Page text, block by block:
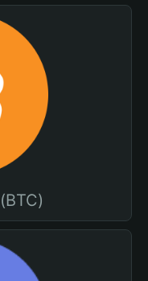
محفظة بيتكوين (BTC)